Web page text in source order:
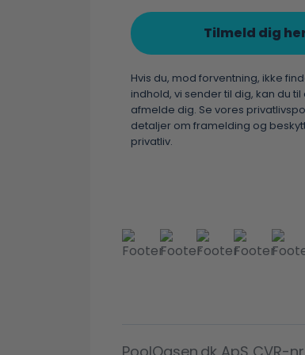
Tilmeld dig
Hvis du, mod forventning, ikke
indhold, vi sender til dig, kan du til
afmelde dig. Se vores
detaljer om framelding og
privatliv.